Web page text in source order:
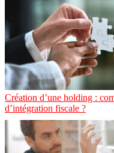
Création d’une holding :
d’intégration fiscale ?